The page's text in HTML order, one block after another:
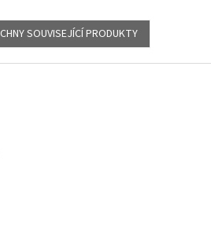
SOUVISEJÍCÍ PRODUKTY